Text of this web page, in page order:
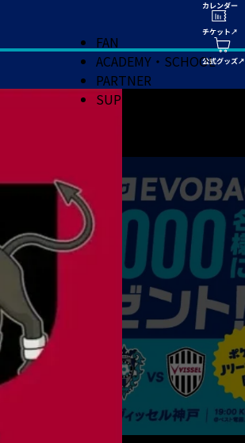
FAN
ACADEMY・SCHOOL
PARTNER
SUPPORT